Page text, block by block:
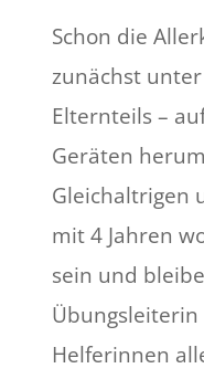
Schon die
zunächst
Elternteils –
Geräten
Gleichaltrigen
mit 4 Jahren
sein und
Helferinnen